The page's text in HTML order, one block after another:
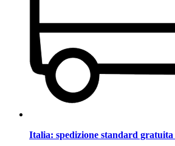
Italia: spedizione standard gratuita